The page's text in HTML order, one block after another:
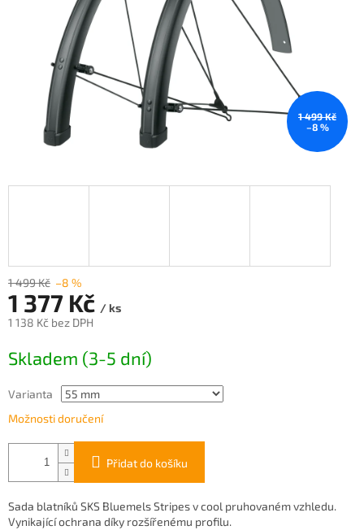
1 499 Kč
–8 %
1 499 Kč –8 %
1 377 Kč / ks
1 138 Kč bez DPH
cena:
Skladem (3-5 dní)
Varianta
Možnosti doručení
Přidat do košíku
Sada blatníků SKS Bluemels Stripes v cool pruhovaném vzhledu.
Vynikající ochrana díky rozšířenému profilu.